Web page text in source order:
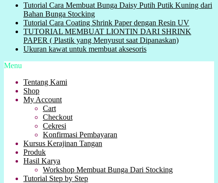
Tutorial Cara Membuat Bunga Daisy Putih Putik Kuning dari
Bahan Bunga Stocking
Tutorial Cara Coating Shrink Paper dengan Resin UV
TUTORIAL MEMBUAT LIONTIN DARI SHRINK
PAPER ( Plastik yang Menyusut saat Dipanaskan)
Ukuran kawat untuk membuat aksesoris
Menu
Tentang Kami
Shop
My Account
Cart
Checkout
Cekresi
Konfirmasi Pembayaran
Kursus Kerajinan Tangan
Produk
Hasil Karya
Workshop Membuat Bunga Dari Stocking
Tutorial Step by Step